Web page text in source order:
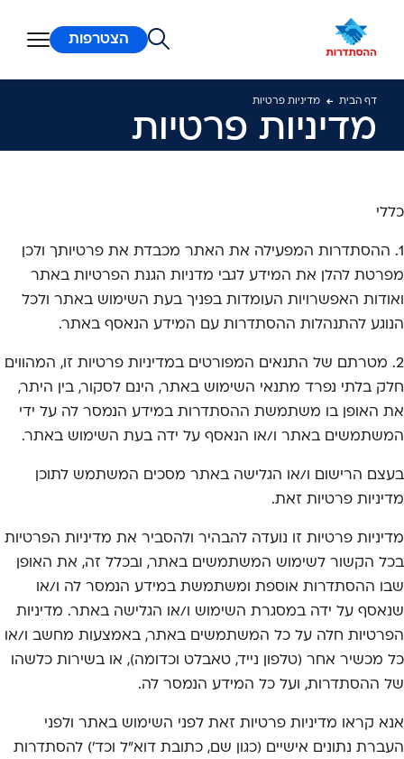
מרכזי
הצטרפות
דף הבית מדיניות פרטיות
מדיניות פרטיות
כללי
1. ההסתדרות המפעילה את האתר מכבדת את פרטיותך ולכן
מפרטת להלן את המידע לגבי מדניות הגנת הפרטיות באתר
ואודות האפשרויות העומדות בפניך בעת השימוש באתר ולכל
הנוגע להתנהלות ההסתדרות עם המידע הנאסף באתר.
2. מטרתם של התנאים המפורטים במדיניות פרטיות זו, המהווים
חלק בלתי נפרד מתנאי השימוש באתר, הינם לסקור, בין היתר,
את האופן בו משתמשת ההסתדרות במידע הנמסר לה על ידי
המשתמשים באתר ו/או הנאסף על ידה בעת השימוש באתר.
בעצם הרישום ו/או הגלישה באתר מסכים המשתמש לתוכן
מדיניות פרטיות זאת.
מדיניות פרטיות זו נועדה להבהיר ולהסביר את מדיניות הפרטיות
בכל הקשור לשימוש המשתמשים באתר, ובכלל זה, את האופן
שבו ההסתדרות אוספת ומשתמשת במידע הנמסר לה ו/או
שנאסף על ידה במסגרת השימוש ו/או הגלישה באתר. מדיניות
הפרטיות חלה על כל המשתמשים באתר, באמצעות מחשב ו/או
כל מכשיר אחר (טלפון נייד, טאבלט וכדומה), או בשירות כלשהו
של ההסתדרות, ועל כל המידע הנמסר לה.
אנא קראו מדיניות פרטיות זאת לפני השימוש באתר ולפני
העברת נתונים אישיים (כגון שם, כתובת דוא"ל וכד') להסתדרות